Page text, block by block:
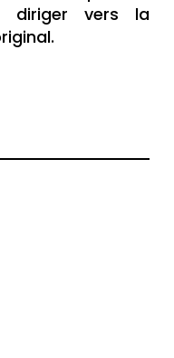
diriger vers la